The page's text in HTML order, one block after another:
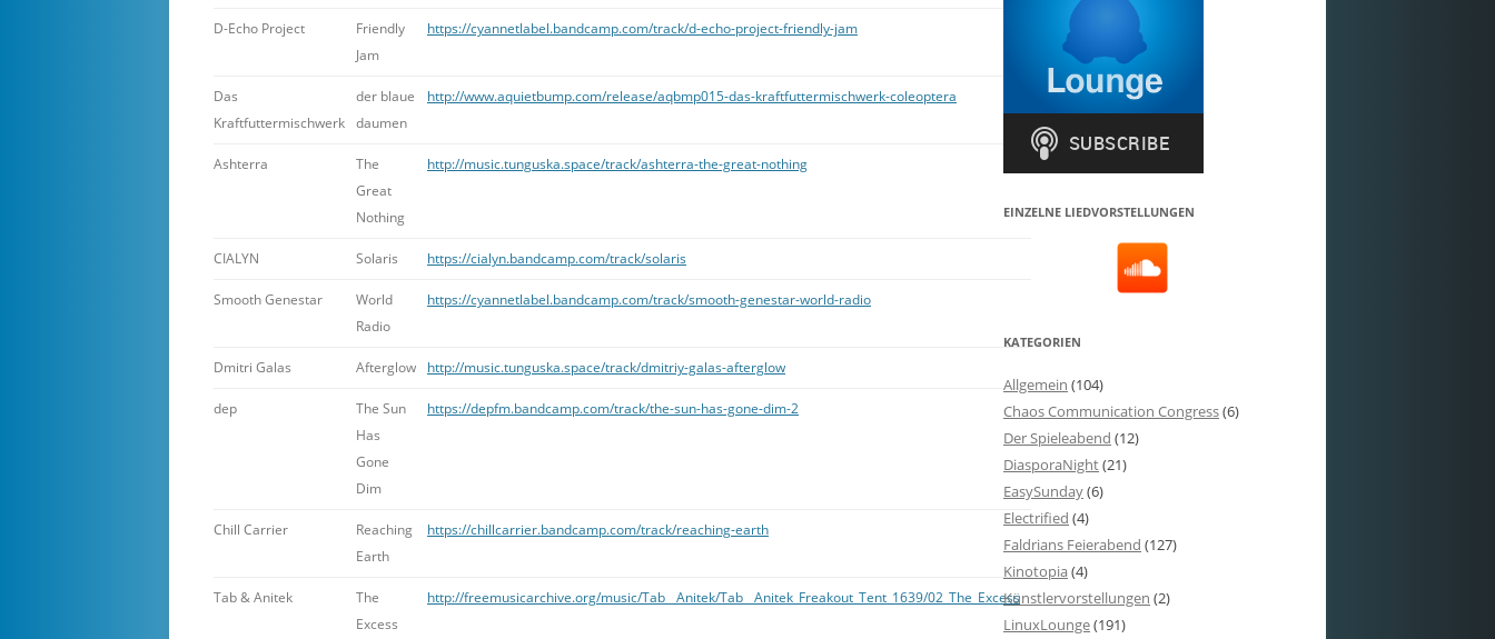
D-Echo Project
Friendly
Jam
https://cyannetlabel.bandcamp.com/track/d-echo-project-friendly-jam
Das
Kraftfuttermischwerk
der blaue
daumen
http://www.aquietbump.com/release/aqbmp015-das-kraftfuttermischwerk-coleoptera
Ashterra
The
Great
Nothing
http://music.tunguska.space/track/ashterra-the-great-nothing
CIALYN Solaris https://cialyn.bandcamp.com/track/solaris
Smooth Genestar
World
Radio
https://cyannetlabel.bandcamp.com/track/smooth-genestar-world-radio
Dmitri Galas Afterglow http://music.tunguska.space/track/dmitriy-galas-afterglow
dep
The Sun
Has
Gone
Dim
https://depfm.bandcamp.com/track/the-sun-has-gone-dim-2
Chill Carrier
Reaching
Earth
https://chillcarrier.bandcamp.com/track/reaching-earth
Tab & Anitek
The
Excess
http://freemusicarchive.org/music/Tab__Anitek/Tab__Anitek_Freakout_Tent_1639/02_The_Excess
EINZELNE LIEDVORSTELLUNGEN
KATEGORIEN
Allgemein (104)
Chaos Communication Congress(6)
Der Spieleabend (12)
DiasporaNight(21)
EasySunday(6)
Electrified (4)
Faldrians Feierabend (127)
Kinotopia(4)
Künstlervorstellungen (2)
LinuxLounge(191)